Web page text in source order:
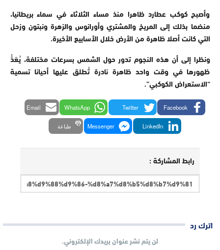
وأصبح كوكب عطارد ظاهرا منذ مساء الثلاثاء في سماء بريطانيا،
منضما بذلك إلى المريخ والمشتري وأورانوس والزهرة ونبتون وزحل
التي كانت أصلا ظاهرة من الأرض خلال الأسابيع الأخيرة.
ونظرا إلى أن هذه النجوم تدور حول الشمس بسرعات مختلفة، يُعَدُّ
ظهورها في وقت واحد ظاهرة نادرة تُطلق عليها أحيانا تسمية
“الاستعراض الكوكبي”.
Facebook
Twitter
WhatsApp
Email
LinkedIn
Messenger طباعة
رابط المشاركة :
اترك رد
لن يتم نشر عنوان بريدك الإلكتروني.